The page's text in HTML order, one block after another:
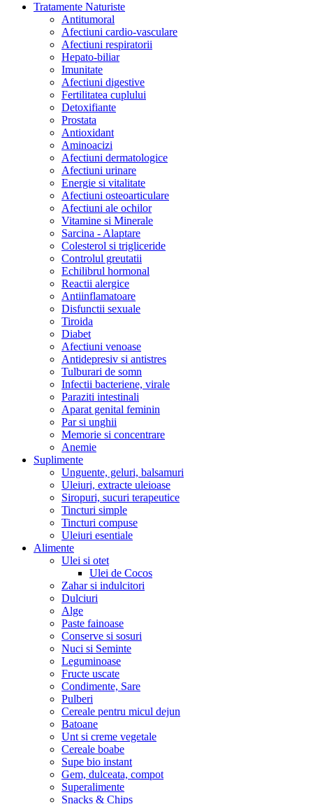
Tratamente Naturiste
Antitumoral
Afectiuni cardio-vasculare
Afectiuni respiratorii
Hepato-biliar
Imunitate
Afectiuni digestive
Fertilitatea cuplului
Detoxifiante
Prostata
Antioxidant
Aminoacizi
Afectiuni dermatologice
Afectiuni urinare
Energie si vitalitate
Afectiuni osteoarticulare
Afectiuni ale ochilor
Vitamine si Minerale
Sarcina - Alaptare
Colesterol si trigliceride
Controlul greutatii
Echilibrul hormonal
Reactii alergice
Antiinflamatoare
Disfunctii sexuale
Tiroida
Diabet
Afectiuni venoase
Antidepresiv si antistres
Tulburari de somn
Infectii bacteriene, virale
Paraziti intestinali
Aparat genital feminin
Par si unghii
Memorie si concentrare
Anemie
Suplimente
Unguente, geluri, balsamuri
Uleiuri, extracte uleioase
Siropuri, sucuri terapeutice
Tincturi simple
Tincturi compuse
Uleiuri esentiale
Alimente
Ulei si otet
Ulei de Cocos
Zahar si indulcitori
Dulciuri
Alge
Paste fainoase
Conserve si sosuri
Nuci si Seminte
Leguminoase
Fructe uscate
Condimente, Sare
Pulberi
Cereale pentru micul dejun
Batoane
Unt si creme vegetale
Cereale boabe
Supe bio instant
Gem, dulceata, compot
Superalimente
Snacks & Chips